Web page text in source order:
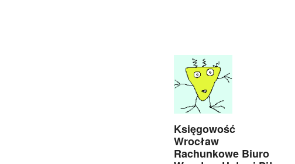
Księgowość
Wrocław
Rachunkowe Biuro